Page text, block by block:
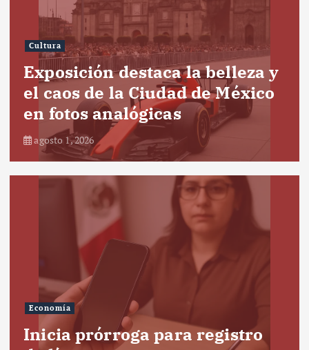
Cultura
Exposición destaca la belleza y
el caos de la Ciudad de México
en fotos analógicas
agosto 1, 2026
Economía
Inicia prórroga para registro